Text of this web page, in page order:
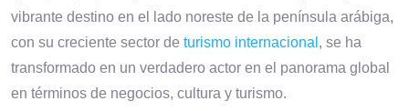
vibrante destino en el lado noreste de la península arábiga,
con su creciente sector de turismo internacional , se ha
transformado en un verdadero actor en el panorama global
en términos de negocios, cultura y turismo.